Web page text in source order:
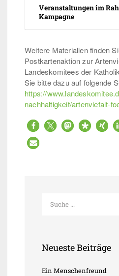
Veranstaltungen im
Kampagne
Weitere Materialien finden
Postkartenaktion zur
Landeskomitees der
Sie bitte dazu auf folgende
https://
nachhaltigkeit/artenviefalt-
Neueste Beiträge
Ein Menschenfreund